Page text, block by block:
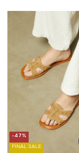
-47%
FINAL SALE